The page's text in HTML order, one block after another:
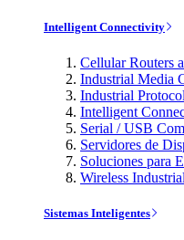
Intelligent Connectivity
Cellular Routers
Industrial Media
Industrial
Intelligent
Serial / USB
Servidores de
Soluciones para
Wireless Industrial
Sistemas Inteligentes